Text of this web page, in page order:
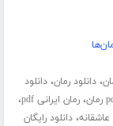
،دانلود رمان،دانلود
،رمان ایرانی pdf ،
،دانلود رایگان